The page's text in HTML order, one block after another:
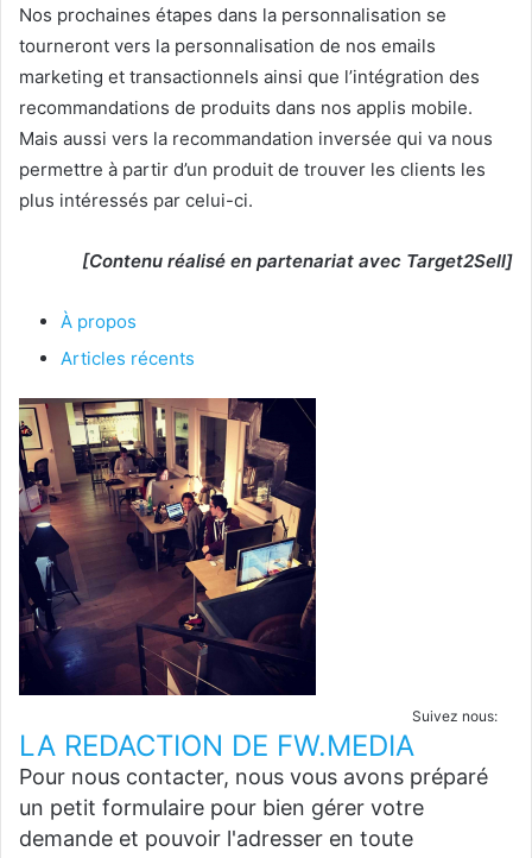
Nos prochaines étapes dans la personnalisation se
tourneront vers la personnalisation de nos emails
marketing et transactionnels ainsi que l’intégration des
recommandations de produits dans nos applis mobile.
Mais aussi vers la recommandation inversée qui va nous
permettre à partir d’un produit de trouver les clients les
plus intéressés par celui-ci.
[Contenu réalisé en partenariat avec Target2Sell]
À propos
Articles récents
Suivez nous:
LA REDACTION DE FW.MEDIA
Pour nous contacter, nous vous avons préparé
un petit formulaire pour bien gérer votre
demande et pouvoir l'adresser en toute